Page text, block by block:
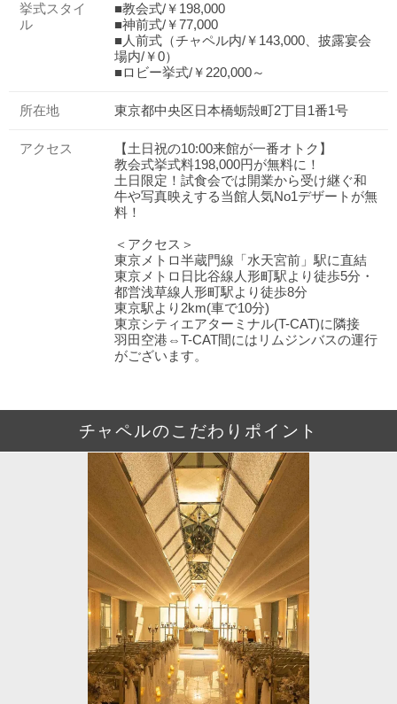
挙式スタイ
ル
■教会式/￥198,000
■神前式/￥77,000
■人前式（チャペル内/￥143,000、披露宴会
場内/￥0）
■ロビー挙式/￥220,000～
所在地 東京都中央区日本橋蛎殻町2丁目1番1号
アクセス
【土日祝の10:00来館が一番オトク】
教会式挙式料198,000円が無料に！
土日限定！試食会では開業から受け継ぐ和
牛や写真映えする当館人気No1デザートが無
料！
＜アクセス＞
東京メトロ半蔵門線「水天宮前」駅に直結
東京メトロ日比谷線人形町駅より徒歩5分・
都営浅草線人形町駅より徒歩8分
東京駅より2km(車で10分)
東京シティエアターミナル(T-CAT)に隣接
羽田空港⇔T-CAT間にはリムジンバスの運行
がございます。
チャペルのこだわりポイント